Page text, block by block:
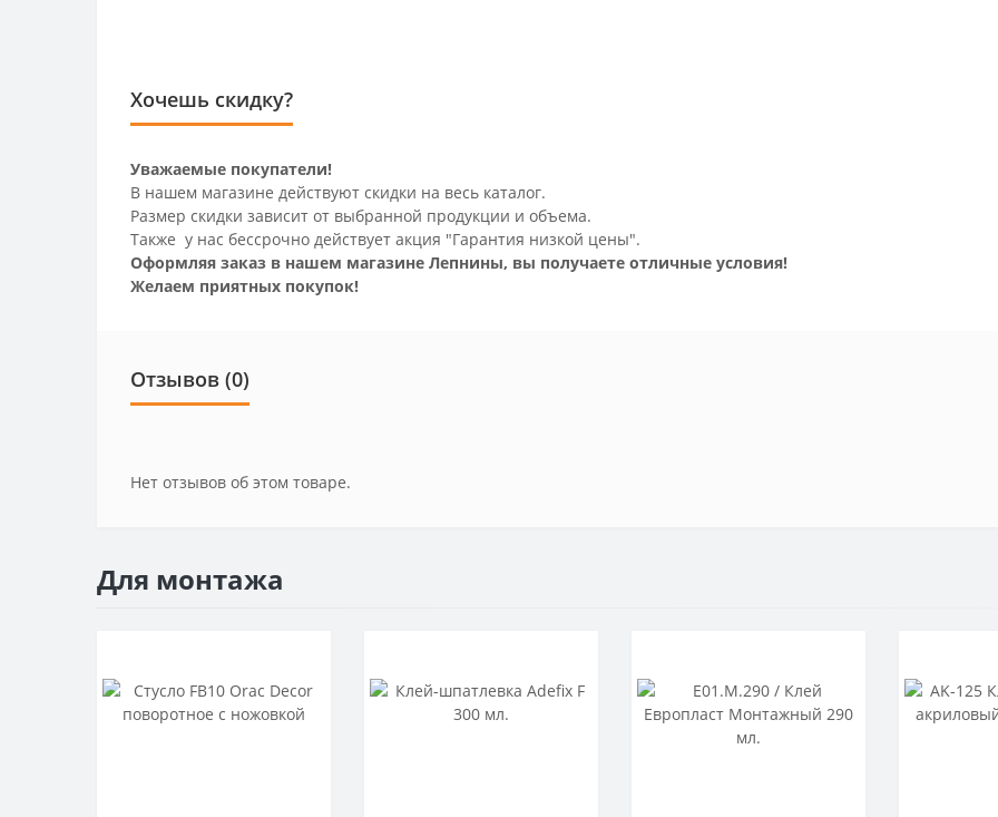
Хочешь скидку?
Уважаемые покупатели!
В нашем магазине действуют скидки на весь каталог.
Размер скидки зависит от выбранной продукции и объема.
Также у нас бессрочно действует акция "Гарантия низкой цены".
Оформляя заказ в нашем магазине Лепнины, вы получаете отличные условия!
Желаем приятных покупок!
Отзывов (0)
Нет отзывов об этом товаре.
Для монтажа